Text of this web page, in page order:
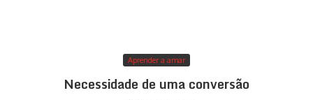
Aprender a amar
Necessidade de uma conversão